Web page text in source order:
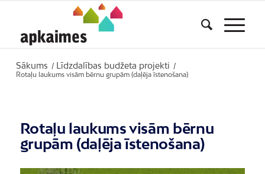
Sākums / Līdzdalības budžeta projekti
/
Rotaļu laukums visām bērnu grupām (daļēja īstenošana)
Rotaļu laukums visām bērnu
grupām (daļēja īstenošana)